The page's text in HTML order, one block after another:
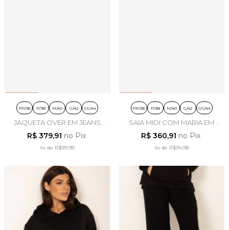
PP/36 P/38 M/40 G/42 GG/44
JAQUETA OVER EM JEANS
DENIM - LEKAZIS
R$ 379,91 no Pix
4x de R$99,98
PP/36 P/38 M/40 G/42 GG/44
SAIA MIDI COM MARIA EM
MOLETINHO OFF WHITE -
LEKAZIS
R$ 360,91 no Pix
4xde R$94,98